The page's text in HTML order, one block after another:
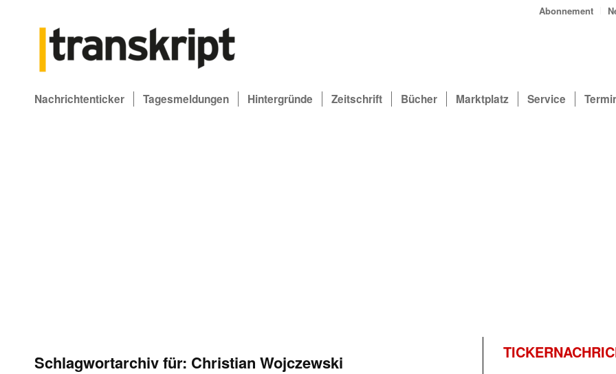
Abonnement
Nachrichtenticker Tagesmeldungen Hintergründe Zeitschrift Bücher Marktplatz Service
Schlagwortarchiv für: Christian Wojczewski